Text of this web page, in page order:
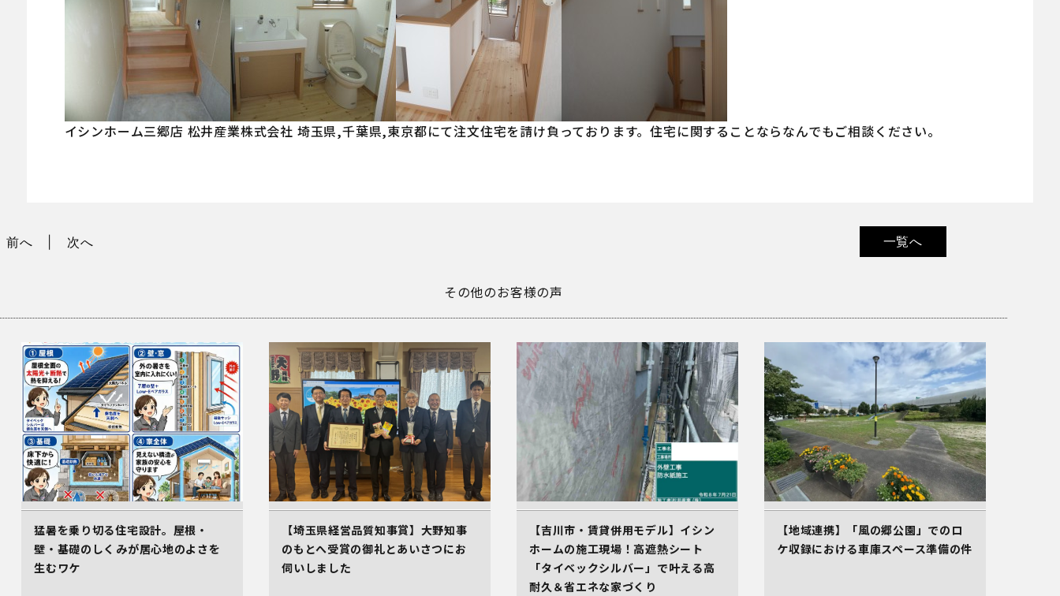
イシンホーム三郷店 松井産業株式会社 埼玉県,千葉県,東京都にて注文住宅を請け負っております。住宅に関することならなんでもご相談ください。
一覧へ
前へ 次へ
その他のお客様の声
猛暑を乗り切る住宅設計。屋根・
壁・基礎のしくみが居心地のよさを
生むワケ
【埼玉県経営品質知事賞】大野知事
のもとへ受賞の御礼とあいさつにお
伺いしました
【吉川市・賃貸併用モデル】イシン
ホームの施工現場！高遮熱シート
「タイベックシルバー」で叶える高
耐久＆省エネな家づくり
【地域連携】「風の郷公園」でのロ
ケ収録における車庫スペース準備の件